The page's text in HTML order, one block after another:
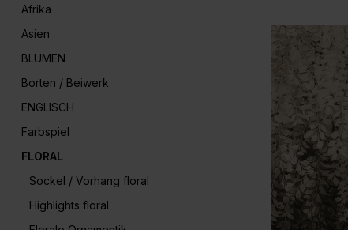
Afrika
Asien
BLUMEN
Borten / Beiwerk
ENGLISCH
Farbspiel
FLORAL
Sockel / Vorhang floral
Highlights floral